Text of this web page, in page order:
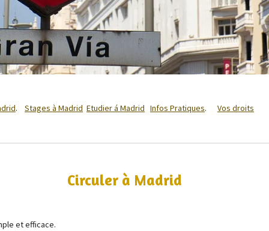
. Stages à Madrid Etudier á Madrid Infos Pratiques. Vos droits
Circuler à Madrid
et efficace.